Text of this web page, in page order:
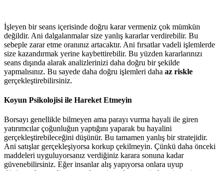
İşleyen bir seans içerisinde doğru karar vermeniz çok mümkün
değildir. Ani dalgalanmalar size yanlış kararlar verdirebilir. Bu
sebeple zarar etme oranınız artacaktır. Ani fırsatlar vadeli işlemlerde
size kazandırmak yerine kaybettirebilir. Bu yüzden kararlarınızı
seans dışında alarak analizlerinizi daha doğru bir şekilde
yapmalısınız. Bu sayede daha doğru işlemleri daha az riskle
gerçekleştirebilirsiniz.
Koyun Psikolojisi ile Hareket Etmeyin
Borsayı genellikle bilmeyen ama parayı vurma hayali ile giren
yatırımcılar çoğunluğun yaptığını yaparak bu hayalini
gerçekleştirebileceğini düşünür. Bu tamamen yanlış bir stratejidir.
Ani satışlar gerçekleşiyorsa korkup çekilmeyin. Çünkü daha önceki
maddeleri uyguluyorsanız verdiğiniz karara sonuna kadar
güvenebilirsiniz. Eğer insanlar alış yapıyorsa onlara uyup